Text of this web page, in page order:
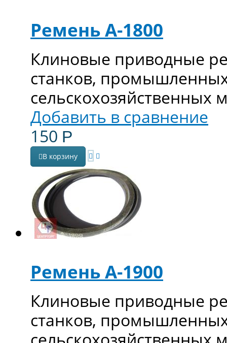
Ремень А-1800
Клиновые приводные
станков,
Добавить в сравнение
150 Р
В корзину
Ремень А-1900
Клиновые приводные
станков,